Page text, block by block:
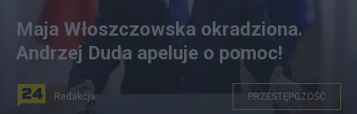
Maja Włoszczowska okradziona.
Andrzej Duda apeluje o pomoc!
Redakcja PRZESTĘPCZOŚĆ